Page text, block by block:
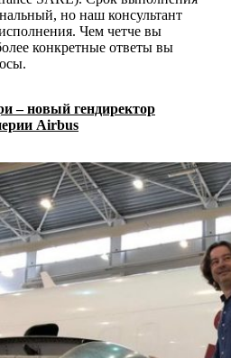
но наш консультант
Чем четче вы
конкретные ответы вы
– новый гендиректор
Airbus